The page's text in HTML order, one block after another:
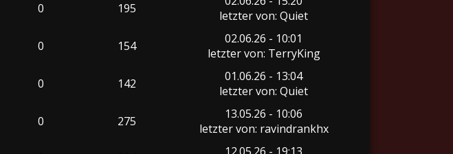
0 195
letzter von: Quiet
0 154
02.06.26 - 10:01
letzter von: TerryKing
0 142
01.06.26 - 13:04
letzter von: Quiet
0 275
13.05.26 - 10:06
letzter von: ravindrankhx